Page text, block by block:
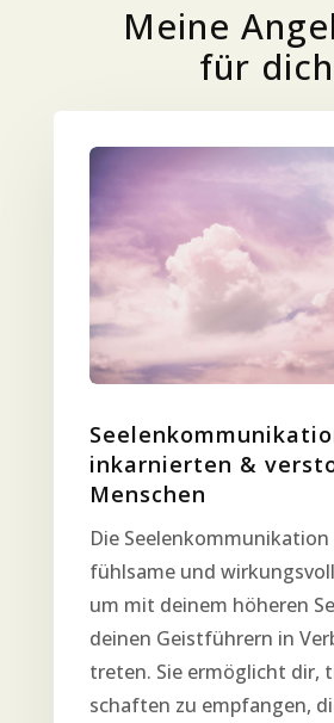
Mei­ne
für dich
inkar­nier­ten &
Menschen
Die
fühl­sa­me und
um mit dei­nem höhe­ren
dei­nen Geist­füh­rern in
tre­ten. Sie ermög­licht dir,
schaf­ten zu emp­fan­gen,